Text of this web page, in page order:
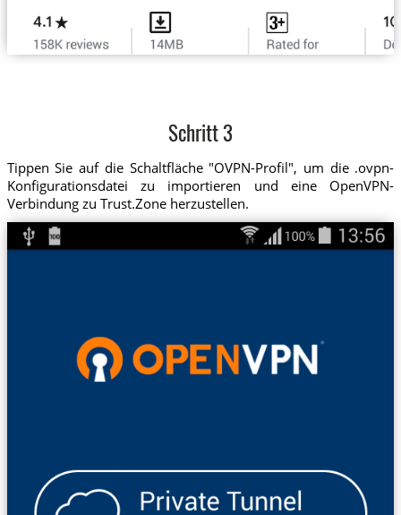
Schritt 3
Tippen Sie auf die Schaltfläche "OVPN-Profil", um die .ovpn-
Konfigurationsdatei zu importieren und eine OpenVPN-
Verbindung zu Trust.Zone herzustellen.